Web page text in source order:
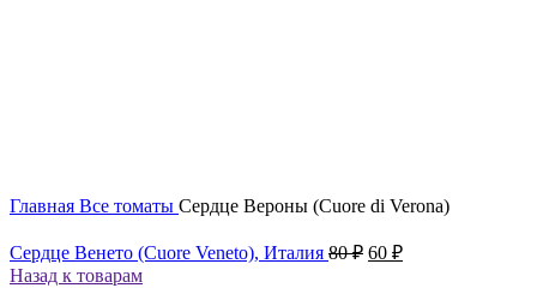
Главная Все томаты Сердце Вероны (Cuore di Verona)
Сердце Венето (Cuore Veneto), Италия 80₽ Первоначальная
60 ₽Текущая
Назад к товарам